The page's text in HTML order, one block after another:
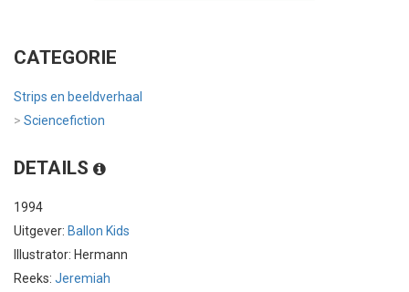
CATEGORIE
Strips en beeldverhaal
> Sciencefiction
DETAILS
1994
Uitgever: Ballon Kids
Illustrator: Hermann
Reeks: Jeremiah